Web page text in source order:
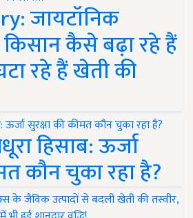
जायटॉनिक
कैसे बढ़ा रहे हैं
रहे हैं खेती की
हिसाब: ऊर्जा
कौन चुका रहा है?